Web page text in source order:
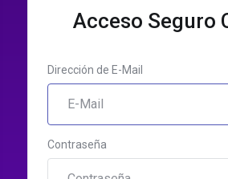
Acceso Seguro
Dirección de E-Mail
Contraseña